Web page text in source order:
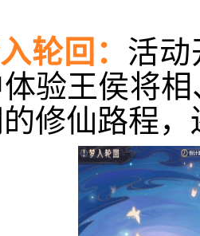
轮回： 活动
验王侯将
修仙路程